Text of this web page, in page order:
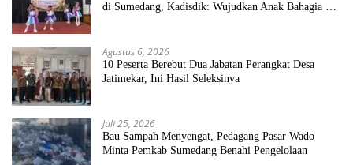
di Sumedang, Kadisdik: Wujudkan Anak Bahagia dan
Agustus 6, 2026
10 Peserta Berebut Dua Jabatan Perangkat Desa
Jatimekar, Ini Hasil Seleksinya
Juli 25, 2026
Bau Sampah Menyengat, Pedagang Pasar Wado
Minta Pemkab Sumedang Benahi Pengelolaan